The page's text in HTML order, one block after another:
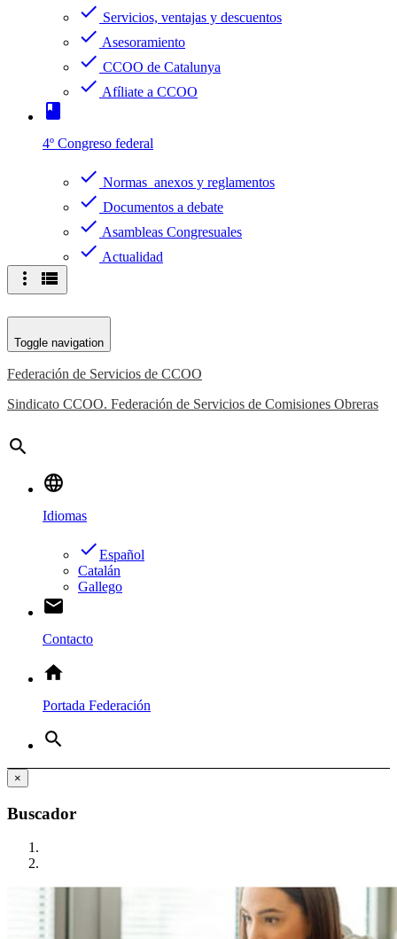
check Servicios, ventajas y descuentos
check Asesoramiento
check CCOO de Catalunya
check Afíliate a CCOO
book
4º Congreso federal
check Normas anexos y reglamentos
check Documentos a debate
check Asambleas Congresuales
check Actualidad
more_vert view_list
Toggle navigation
Federación de Servicios de CCOO
Sindicato CCOO. Federación de Servicios de Comisiones Obreras
search
language
Idiomas
doneEspañol
Catalán
Gallego
email
Contacto
home
Portada Federación
search
×
Buscador